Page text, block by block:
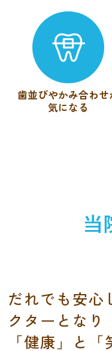
歯並びやかみ合わせ
気になる
当
だれでも安心
クターとなり
「健康」と